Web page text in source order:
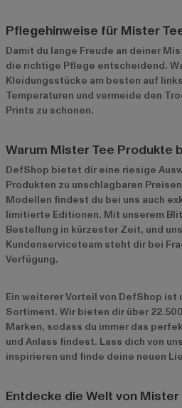
Pflegehinweise für Mister
Damit du lange Freude an deiner
die richtige Pflege entscheidend.
Kleidungsstücke am besten auf
Temperaturen und vermeide den
Prints zu schonen.
Warum Mister Tee Produkte
DefShop bietet dir eine riesige
Produkten zu unschlagbaren
Modellen findest du bei uns auch
limitierte Editionen. Mit unserem
Bestellung in kürzester Zeit, und
Kundenserviceteam steht dir bei
Verfügung.
Ein weiterer Vorteil von DefShop ist
Sortiment. Wir bieten dir über
Marken, sodass du immer das
und Anlass findest. Lass dich von
inspirieren und finde deine neuen
Entdecke die Welt von